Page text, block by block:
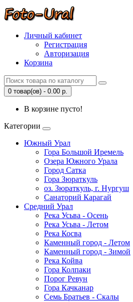
Личный кабинет
Регистрация
Авторизация
Корзина
0 товар(ов) - 0.00 р.
В корзине пусто!
Категории
Южный Урал
Гора Большой Иремель
Озера Южного Урала
Город Сатка
Гора Зюраткуль
оз. Зюраткуль, г. Нургуш
Санаторий Карагай
Средний Урал
Река Усьва - Осень
Река Усьва - Летом
Река Косва
Каменный город - Летом
Каменный город - Зимой
Река Койва
Гора Колпаки
Порог Ревун
Гора Качканар
Семь Братьев - Скалы